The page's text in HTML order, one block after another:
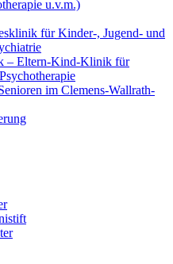
u.v.m.)
für Kinder-, Jugend- und
– Eltern-Kind-Klinik für
im Clemens-Wallrath-